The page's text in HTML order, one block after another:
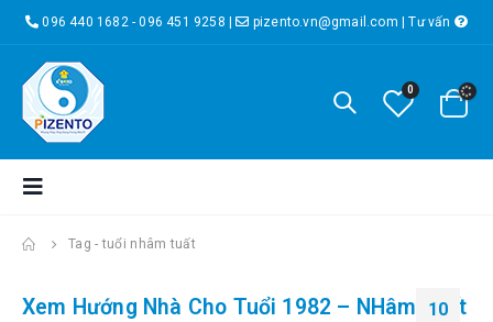
096 440 1682 - 096 451 9258 | pizento.vn@gmail.com |Tư vấn
0
Tag -tuổi nhâm tuất
10
Xem Hướng Nhà Cho Tuổi 1982 – NHâm Tuất